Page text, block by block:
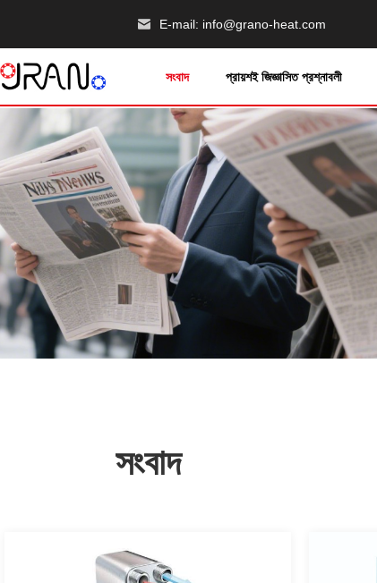
E-mail: info@grano-heat.com
সংবাদ প্রায়শই জিজ্ঞাসিত প্রশ্নাবলী
সংবাদ